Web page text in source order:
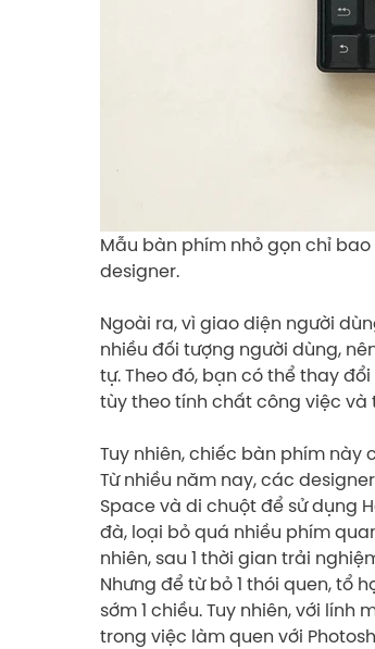
Mẫu bàn phím nhỏ gọn chỉ
designer.
Ngoài ra, vì giao diện người
nhiều đối tượng người dùng,
tự. Theo đó, bạn có thể thay
tùy theo tính chất công việc và
Tuy nhiên, chiếc bàn phím này
Từ nhiều năm nay, các
Space và di chuột để sử dụng
đà, loại bỏ quá nhiều phím
nhiên, sau 1 thời gian trải
Nhưng để từ bỏ 1 thói quen, tổ
sớm 1 chiều. Tuy nhiên, với
trong việc làm quen với